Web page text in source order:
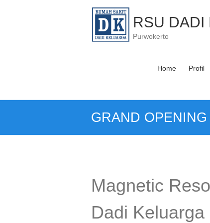
RSU DADI
Purwokerto
Home Profil
GRAND
Magnetic
Dadi